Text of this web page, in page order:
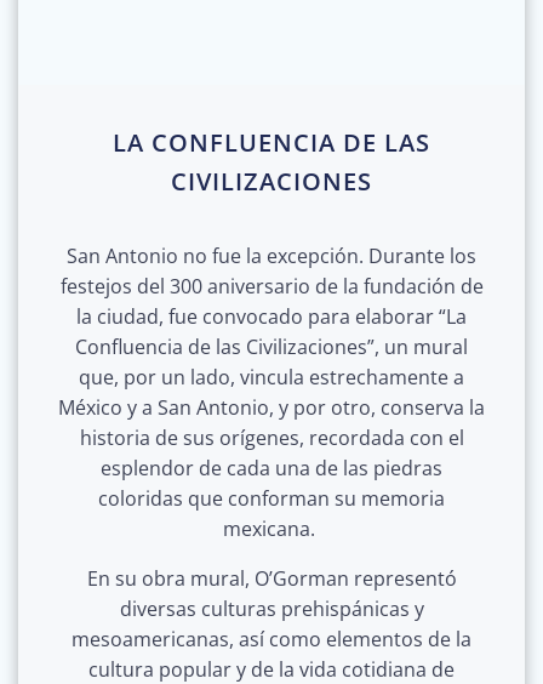
LA CONFLUENCIA DE LAS
CIVILIZACIONES
San Antonio no fue la excepción. Durante los
festejos del 300 aniversario de la fundación de
la ciudad, fue convocado para elaborar “La
Confluencia de las Civilizaciones”, un mural
que, por un lado, vincula estrechamente a
México y a San Antonio, y por otro, conserva la
historia de sus orígenes, recordada con el
esplendor de cada una de las piedras
coloridas que conforman su memoria
mexicana.
En su obra mural, O’Gorman representó
diversas culturas prehispánicas y
mesoamericanas, así como elementos de la
cultura popular y de la vida cotidiana de